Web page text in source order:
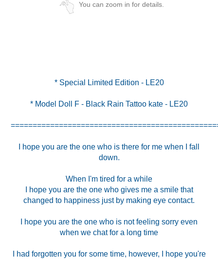
You can zoom in for details.
* Special Limited Edition - LE20
* Model Doll F - Black Rain Tattoo kate - LE20
I hope you are the one who is there for me when I fall
down.
When I'm tired for a while
I hope you are the one who gives me a smile that
changed to happiness just by making eye contact.
I hope you are the one who is not feeling sorry even
when we chat for a long time
I had forgotten you for some time, however, I hope you're